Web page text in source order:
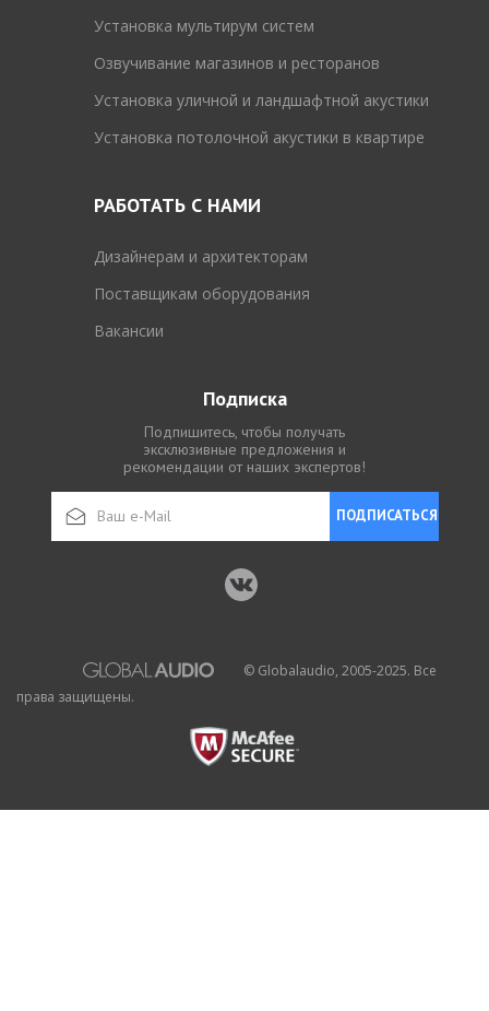
Установка мультирум систем
Озвучивание магазинов и ресторанов
Установка уличной и ландшафтной акустики
Установка потолочной акустики в квартире
РАБОТАТЬ С НАМИ
Дизайнерам и архитекторам
Поставщикам оборудования
Вакансии
Подписка
Подпишитесь, чтобы получать
эксклюзивные предложения и
рекомендации от наших экспертов!
ПОДПИСАТЬСЯ
© Globalaudio, 2005-2025. Все
права защищены.